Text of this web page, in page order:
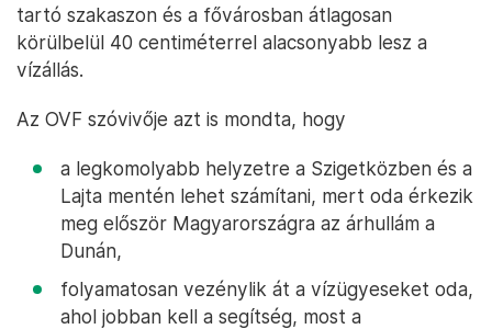
tartó szakaszon és a fővárosban átlagosan
körülbelül 40 centiméterrel alacsonyabb lesz a
vízállás.
Az OVF szóvivője azt is mondta, hogy
a legkomolyabb helyzetre a Szigetközben és a
Lajta mentén lehet számítani, mert oda érkezik
meg először Magyarországra az árhullám a
Dunán,
folyamatosan vezénylik át a vízügyeseket oda,
ahol jobban kell a segítség, most a